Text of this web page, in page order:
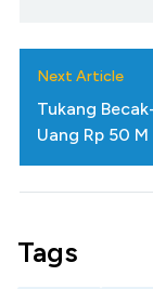
Next Article
Tukang
Uang Rp 50
Tags